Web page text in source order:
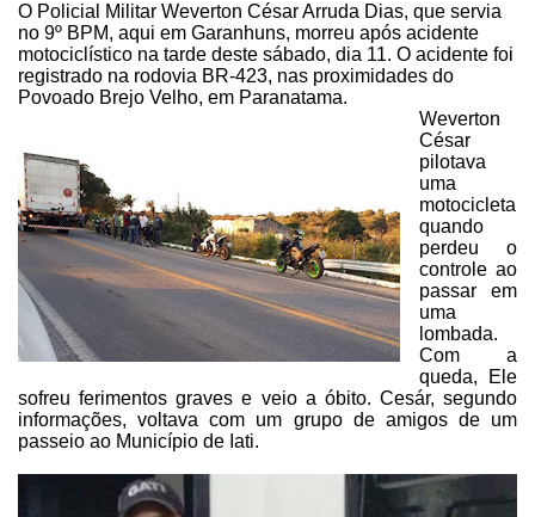
O Policial Militar Weverton César Arruda Dias, que servia
no 9º BPM, aqui em Garanhuns, morreu após acidente
motociclístico na tarde deste sábado, dia 11. O acidente foi
registrado na rodovia BR-423, nas proximidades do
Povoado Brejo Velho, em Paranatama.
Weverton
César
pilotava
uma
motocicleta
quando
perdeu o
controle ao
passar em
uma
lombada.
Com a
queda, Ele
sofreu ferimentos graves e veio a óbito. Cesár, segundo
informações, voltava com um grupo de amigos de um
passeio ao Município de Iati.